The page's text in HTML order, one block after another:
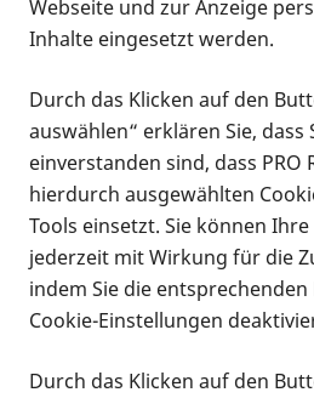
Infomaterial
Infomaterial
Vorlesen
Webseite und zur Anzeige
Inhalte eingesetzt werden.
Durch das Klicken auf den
auswählen“ erklären Sie, dass
einverstanden sind, dass PRO
hierdurch ausgewählten
Tools einsetzt. Sie können
jederzeit mit Wirkung für die
indem Sie die
Cookie-Einstellungen
Durch das Klicken auf den